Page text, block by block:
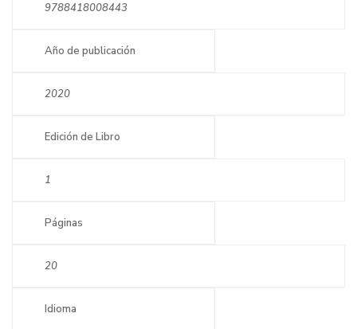
9788418008443
Año de publicación
2020
Edición de Libro
1
Páginas
20
Idioma